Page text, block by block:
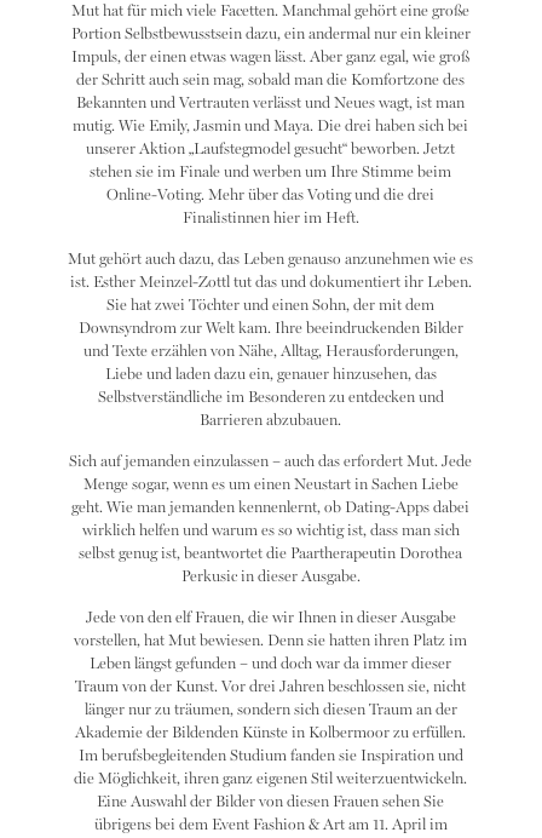
Mut hat für mich viele Facetten. Manchmal gehört eine große
Portion Selbstbewusstsein dazu, ein andermal nur ein kleiner
Impuls, der einen etwas wagen lässt. Aber ganz egal, wie groß
der Schritt auch sein mag, sobald man die Komfortzone des
Bekannten und Vertrauten verlässt und Neues wagt, ist man
mutig. Wie Emily, Jasmin und Maya. Die drei haben sich bei
unserer Aktion „Laufstegmodel gesucht“ beworben. Jetzt
stehen sie im Finale und werben um Ihre Stimme beim
Online-Voting. Mehr über das Voting und die drei
Finalistinnen hier im Heft.
Mut gehört auch dazu, das Leben genauso anzunehmen wie es
ist. Esther Meinzel-Zottl tut das und dokumentiert ihr Leben.
Sie hat zwei Töchter und einen Sohn, der mit dem
Downsyndrom zur Welt kam. Ihre beeindruckenden Bilder
und Texte erzählen von Nähe, Alltag, Herausforderungen,
Liebe und laden dazu ein, genauer hinzusehen, das
Selbstverständliche im Besonderen zu entdecken und
Barrieren abzubauen.
Sich auf jemanden einzulassen – auch das erfordert Mut. Jede
Menge sogar, wenn es um einen Neustart in Sachen Liebe
geht. Wie man jemanden kennenlernt, ob Dating-Apps dabei
wirklich helfen und warum es so wichtig ist, dass man sich
selbst genug ist, beantwortet die Paartherapeutin Dorothea
Perkusic in dieser Ausgabe.
Jede von den elf Frauen, die wir Ihnen in dieser Ausgabe
vorstellen, hat Mut bewiesen. Denn sie hatten ihren Platz im
Leben längst gefunden – und doch war da immer dieser
Traum von der Kunst. Vor drei Jahren beschlossen sie, nicht
länger nur zu träumen, sondern sich diesen Traum an der
Akademie der Bildenden Künste in Kolbermoor zu erfüllen.
Im berufsbegleitenden Studium fanden sie Inspiration und
die Möglichkeit, ihren ganz eigenen Stil weiterzuentwickeln.
Eine Auswahl der Bilder von diesen Frauen sehen Sie
übrigens bei dem Event Fashion & Art am 11. April im